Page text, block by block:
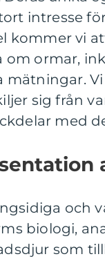
intresse
kommer vi
ormar,
sig från
med
och
biologi,
som